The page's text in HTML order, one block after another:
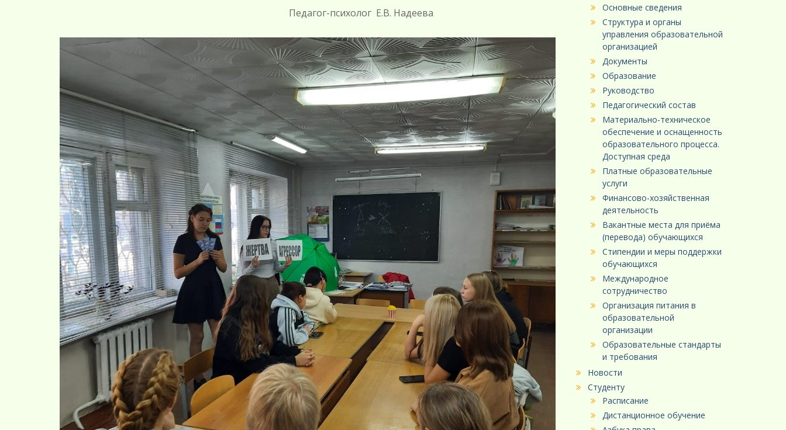
Педагог-психолог Е.В. Надеева
Основные сведения
Структура и органы
управления образовательной
организацией
Документы
Образование
Руководство
Педагогический состав
Материально-техническое
обеспечение и оснащенность
образовательного процесса.
Доступная среда
Платные образовательные
услуги
Финансово-хозяйственная
деятельность
Вакантные места для приёма
(перевода) обучающихся
Стипендии и меры поддержки
обучающихся
Международное
сотрудничество
Организация питания в
образовательной
организации
Образовательные стандарты
и требования
Новости
Студенту
Расписание
Дистанционное обучение